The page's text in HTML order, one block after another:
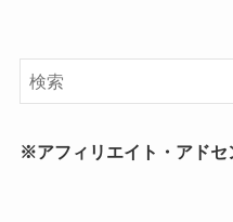
※アフィリエイト・アドセ